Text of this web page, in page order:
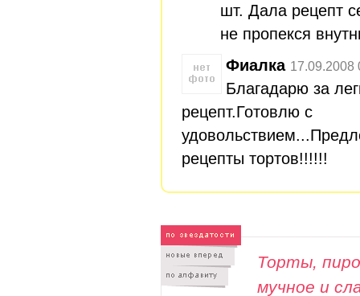
шт. Дала рецепт
не пропекся
Фиалка 17.09.2008
Благадарю за
рецепт.Готовлю с
рецепты тортов!!!!!!
Торты,
мучное и